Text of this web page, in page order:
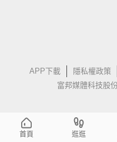
APP下載 隱私權政策
富邦媒體科技股
首頁 逛逛